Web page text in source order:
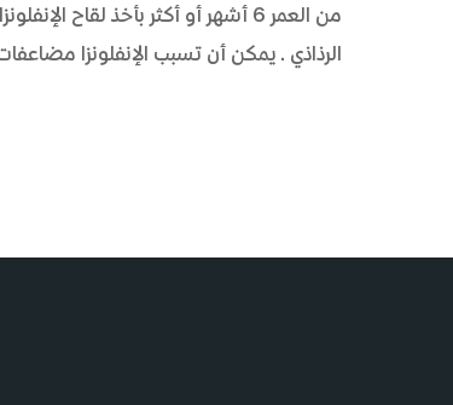
الرذاذي. يمكن أن تسبب الإنفلونزا